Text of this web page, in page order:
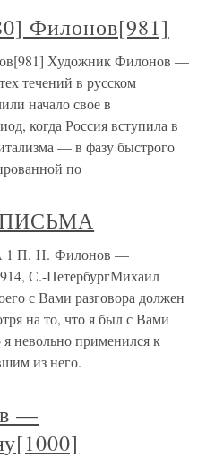
Филонов[981]
Художник Филонов —
течений в русском
начало свое в
когда Россия вступила в
— в фазу быстрого
по
ПИСЬМА
П. Н. Филонов —
С.-ПетербургМихаил
с Вами разговора должен
на то, что я был с Вами
невольно применился к
из него.
—